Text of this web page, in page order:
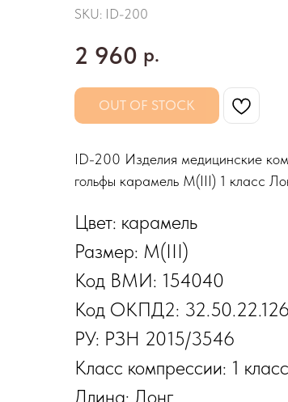
SKU: ID-200
2 960 р.
OUT OF STOCK
ID-200 Изделия медицинские
гольфы карамель M(III) 1 класс
Цвет: карамель
Размер: M(III)
Код ВМИ: 154040
Код ОКПД2: 32.50.22.126
РУ: РЗН 2015/3546
Класс компрессии: 1 класс
Длина: Лонг